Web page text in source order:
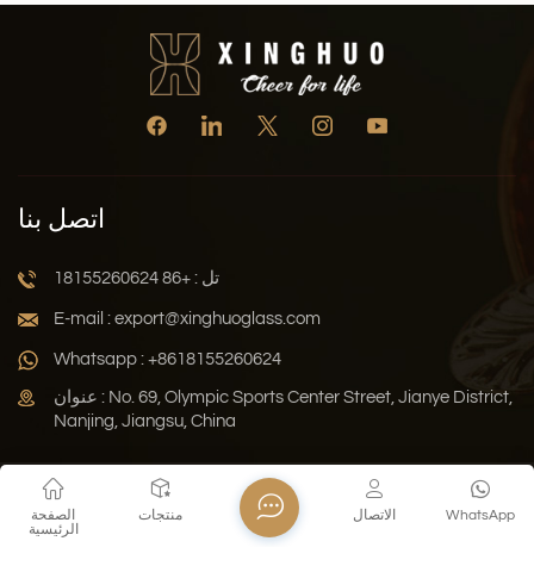
اتصل بنا
تل : +86 18155260624
E-mail : export@xinghuoglass.com
Whatsapp : +8618155260624
عنوان : No. 69, Olympic Sports Center Street, Jianye District,
Nanjing, Jiangsu, China
Xml سياسة الخصوصية المدونة
خريطة الموقع
حقوق النشر © 2026 Jiangsu Xinghuo Technology Co., Ltd. جميع
الصفحة
الرئيسية
منتجات WhatsApp الاتصال